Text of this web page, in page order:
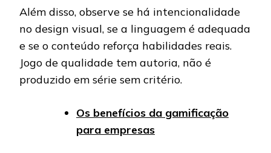
Além disso, observe se há intencionalidade
no design visual, se a linguagem é adequada
e se o conteúdo reforça habilidades reais.
Jogo de qualidade tem autoria, não é
produzido em série sem critério.
Os benefícios da gamificação
para empresas